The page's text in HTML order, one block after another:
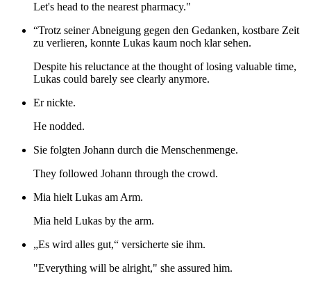
Let's head to the nearest pharmacy."
“Trotz seiner Abneigung gegen den Gedanken, kostbare Zeit
zu verlieren, konnte Lukas kaum noch klar sehen.
Despite his reluctance at the thought of losing valuable time,
Lukas could barely see clearly anymore.
Er nickte.
He nodded.
Sie folgten Johann durch die Menschenmenge.
They followed Johann through the crowd.
Mia hielt Lukas am Arm.
Mia held Lukas by the arm.
„Es wird alles gut,“ versicherte sie ihm.
"Everything will be alright," she assured him.